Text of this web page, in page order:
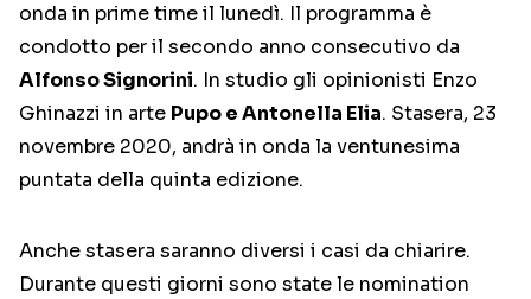
onda in prime time il lunedì. Il programma è
condotto per il secondo anno consecutivo da
Alfonso Signorini. In studio gli opinionisti Enzo
Ghinazzi in arte Pupo e Antonella Elia. Stasera, 23
novembre 2020, andrà in onda la ventunesima
puntata della quinta edizione.
Anche stasera saranno diversi i casi da chiarire.
Durante questi giorni sono state le nomination